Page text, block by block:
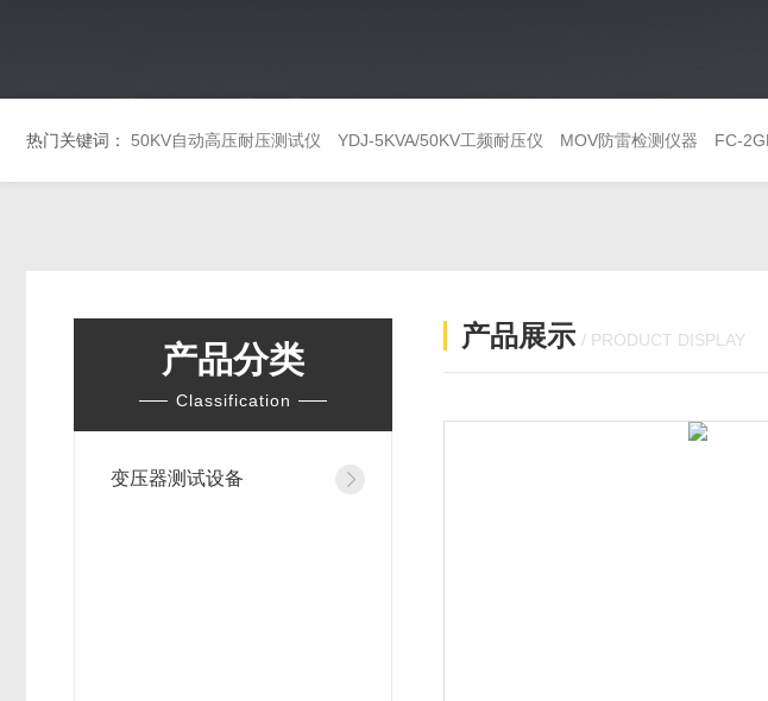
热门关键词： 50KV自动高压耐压测试仪 YDJ-5KVA/50KV工频耐压仪 MOV防雷检测仪器 FC-
产品分类
Classification
变压器测试设备
产品展示 / PRODUCT DISPLAY